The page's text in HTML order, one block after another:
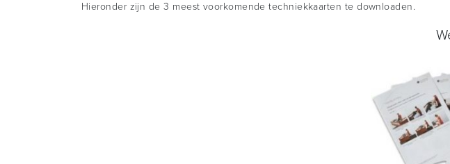
Hieronder zijn de 3 meest voorkomende techniekkaarten te downloaden.